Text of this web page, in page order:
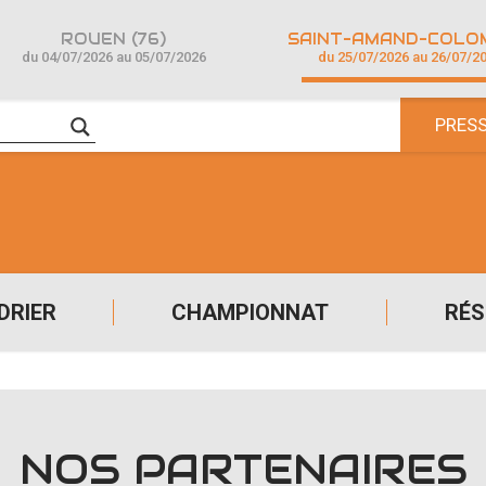
CHAMPIONNAT
ROUEN (76)
du 04/07/2026 au 05/07/2026 du 25/07/2026 au 26/07/
NOS PARTENAIRES